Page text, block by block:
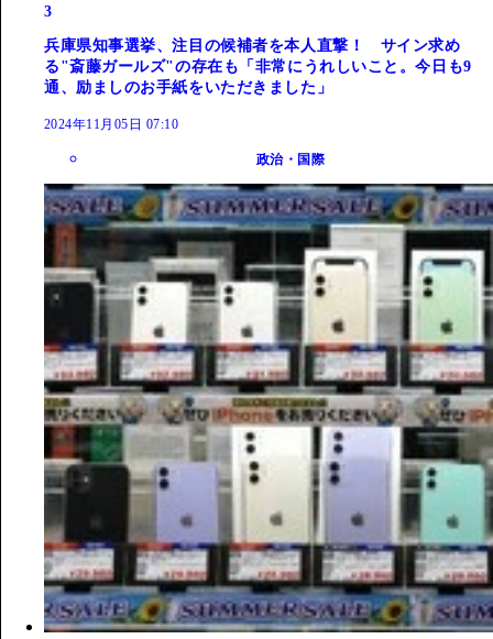
3
兵庫県知事選挙、注目の候補者を本人直撃！ サイン求め
る"斎藤ガールズ"の存在も「非常にうれしいこと。今日も9
通、励ましのお手紙をいただきました」
2024年11月05日 07:10
政治・国際